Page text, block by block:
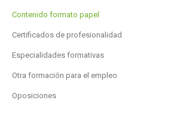
Contenido formato papel
Certificados de profesionalidad
Especialidades formativas
Otra formación para el empleo
Oposiciones